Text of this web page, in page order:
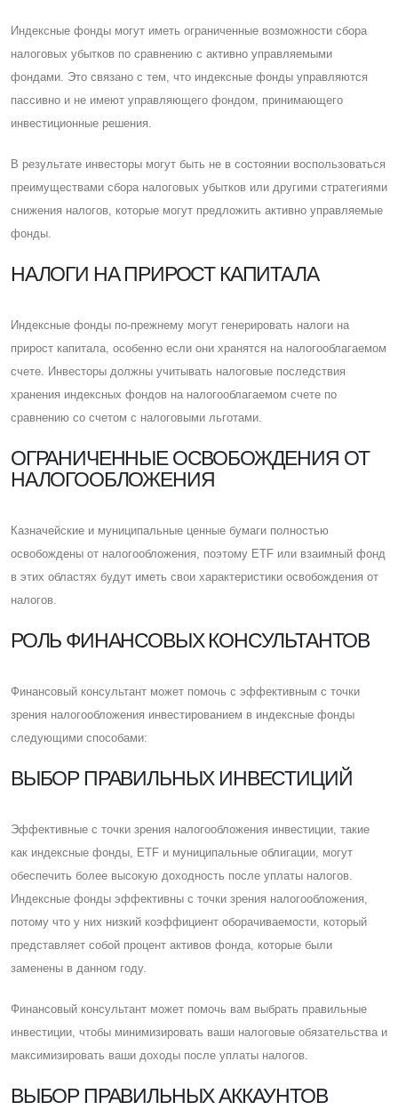
Индексные фонды могут иметь ограниченные возможности сбора
налоговых убытков по сравнению с активно управляемыми
фондами. Это связано с тем, что индексные фонды управляются
пассивно и не имеют управляющего фондом, принимающего
инвестиционные решения.
В результате инвесторы могут быть не в состоянии воспользоваться
преимуществами сбора налоговых убытков или другими стратегиями
снижения налогов, которые могут предложить активно управляемые
фонды.
НАЛОГИ НА ПРИРОСТ КАПИТАЛА
Индексные фонды по-прежнему могут генерировать налоги на
прирост капитала, особенно если они хранятся на налогооблагаемом
счете. Инвесторы должны учитывать налоговые последствия
хранения индексных фондов на налогооблагаемом счете по
сравнению со счетом с налоговыми льготами.
ОГРАНИЧЕННЫЕ ОСВОБОЖДЕНИЯ ОТ
НАЛОГООБЛОЖЕНИЯ
Казначейские и муниципальные ценные бумаги полностью
освобождены от налогообложения, поэтому ETF или взаимный фонд
в этих областях будут иметь свои характеристики освобождения от
налогов.
РОЛЬ ФИНАНСОВЫХ КОНСУЛЬТАНТОВ
Финансовый консультант может помочь с эффективным с точки
зрения налогообложения инвестированием в индексные фонды
следующими способами:
ВЫБОР ПРАВИЛЬНЫХ ИНВЕСТИЦИЙ
Эффективные с точки зрения налогообложения инвестиции, такие
как индексные фонды, ETF и муниципальные облигации, могут
обеспечить более высокую доходность после уплаты налогов.
Индексные фонды эффективны с точки зрения налогообложения,
потому что у них низкий коэффициент оборачиваемости, который
представляет собой процент активов фонда, которые были
заменены в данном году.
Финансовый консультант может помочь вам выбрать правильные
инвестиции, чтобы минимизировать ваши налоговые обязательства и
максимизировать ваши доходы после уплаты налогов.
ВЫБОР ПРАВИЛЬНЫХ АККАУНТОВ